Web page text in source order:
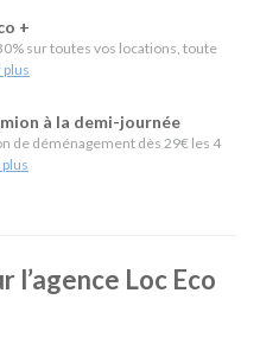
groupe.
capacités pour un
ou le transport de
les camions
de chantier ou les
répondre à des besoins
propose une location de
et accessible. Notre agence
+
sur toutes vos locations, toute
plus
à la demi-journée
de déménagement dès 29€ les 4
l’agence Loc Eco